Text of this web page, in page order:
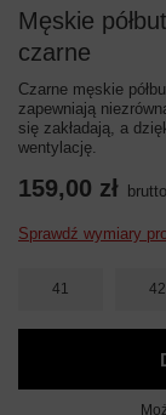
Męskie
czarne
Czarne męskie
zapewniają
się zakładają, a
wentylację.
159,00 zł brutto
Sprawdź wymiary
41 42